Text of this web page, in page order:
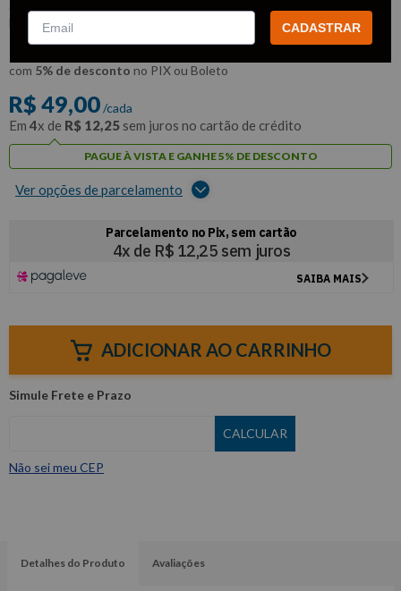
:R65300012
GEDORE RED
R$46,55
com 5% de desconto no PIX ou Boleto
R$ 49,00/cada
Em 4x de R$ 12,25 sem juros no cartão de crédito
PAGUE À VISTA E GANHE 5% DE DESCONTO
Ver opções de parcelamento
ADICIONAR AO CARRINHO
Não sei meu CEP
Detalhes do Produto Avaliações
CADASTRAR